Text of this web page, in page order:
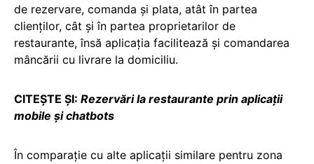
de rezervare, comanda și plata, atât în partea
clienților, cât și în partea proprietarilor de
restaurante, însă aplicația facilitează și comandarea
mâncării cu livrare la domiciliu.
CITEȘTE ȘI: Rezervări la restaurante prin aplicații
mobile și chatbots
În comparație cu alte aplicații similare pentru zona